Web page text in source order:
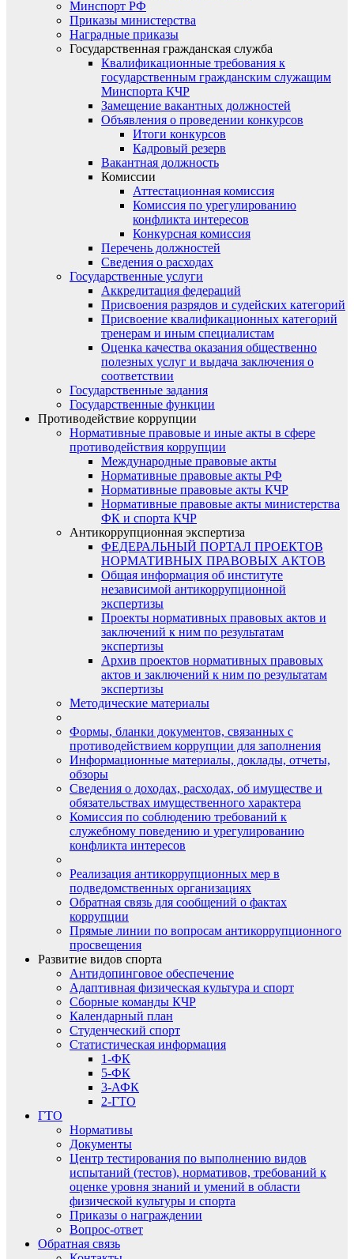
Минспорт РФ
Приказы министерства
Наградные приказы
Государственная гражданская служба
Квалификационные требования к
государственным гражданским служащим
Минспорта КЧР
Замещение вакантных должностей
Объявления о проведении конкурсов
Итоги конкурсов
Кадровый резерв
Вакантная должность
Комиссии
Аттестационная комиссия
Комиссия по урегулированию
конфликта интересов
Конкурсная комиссия
Перечень должностей
Сведения о расходах
Государственные услуги
Аккредитация федераций
Присвоения разрядов и судейских категорий
Присвоение квалификационных категорий
тренерам и иным специалистам
Оценка качества оказания общественно
полезных услуг и выдача заключения о
соответствии
Государственные задания
Государственные функции
Противодействие коррупции
Нормативные правовые и иные акты в сфере
противодействия коррупции
Международные правовые акты
Нормативные правовые акты РФ
Нормативные правовые акты КЧР
Нормативные правовые акты министерства
ФК и спорта КЧР
Антикоррупционная экспертиза
ФЕДЕРАЛЬНЫЙ ПОРТАЛ ПРОЕКТОВ
НОРМАТИВНЫХ ПРАВОВЫХ АКТОВ
Общая информация об институте
независимой антикоррупционной
экспертизы
Проекты нормативных правовых актов и
заключений к ним по результатам
экспертизы
Архив проектов нормативных правовых
актов и заключений к ним по результатам
экспертизы
Методические материалы
Формы, бланки документов, связанных с
противодействием коррупции для заполнения
Информационные материалы, доклады, отчеты,
обзоры
Сведения о доходах, расходах, об имуществе и
обязательствах имущественного характера
Комиссия по соблюдению требований к
служебному поведению и урегулированию
конфликта интересов
Реализация антикоррупционных мер в
подведомственных организациях
Обратная связь для сообщений о фактах
коррупции
Прямые линии по вопросам антикоррупционного
просвещения
Развитие видов спорта
Антидопинговое обеспечение
Адаптивная физическая культура и спорт
Сборные команды КЧР
Календарный план
Студенческий спорт
Статистическая информация
1-ФК
5-ФК
3-АФК
2-ГТО
ГТО
Нормативы
Документы
Центр тестирования по выполнению видов
испытаний (тестов), нормативов, требований к
оценке уровня знаний и умений в области
физической культуры и спорта
Приказы о награждении
Вопрос-ответ
Обратная связь